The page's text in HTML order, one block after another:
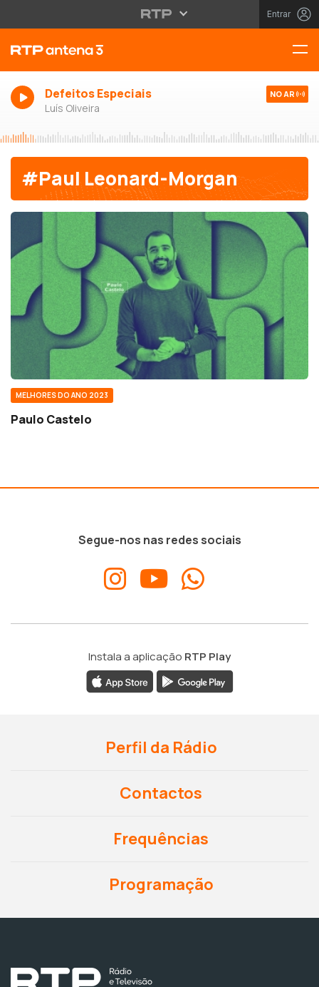
Entrar
Defeitos Especiais
Luís Oliveira
NO AR
#Paul Leonard-Morgan
MELHORES DO ANO 2023
Paulo Castelo
Segue-nos nas redes sociais
Instala a aplicação RTP Play
Perfil da Rádio
Contactos
Frequências
Programação